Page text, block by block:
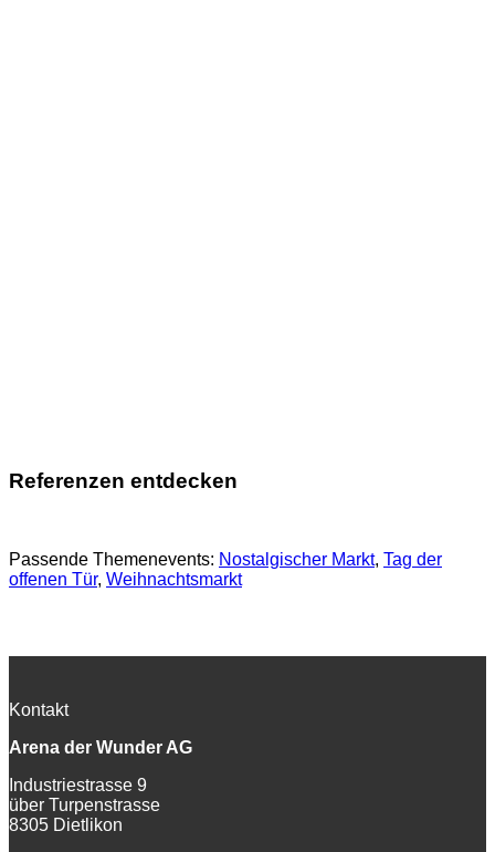
Referenzen entdecken
Passende Themenevents: Nostalgischer Markt, Tag der
offenen Tür, Weihnachtsmarkt
Kontakt
Arena der Wunder AG
Industriestrasse 9
über Turpenstrasse
8305 Dietlikon